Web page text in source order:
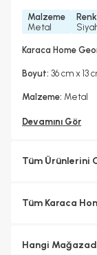
Malzeme
Metal
Renk
Karaca Home
Boyut: 36 cm x 13
Malzeme: Metal
Devamını Gör
Tüm Ürünlerini
Tüm Karaca
Hangi